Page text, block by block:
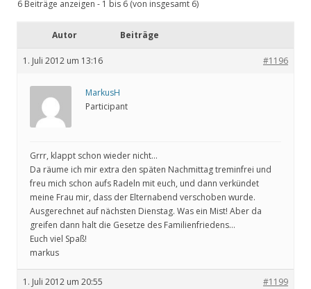
6 Beiträge anzeigen - 1 bis 6 (von insgesamt 6)
Autor Beiträge
1. Juli 2012 um 13:16 #1196
MarkusH
Participant
Grrr, klappt schon wieder nicht…
Da räume ich mir extra den späten Nachmittag treminfrei und
freu mich schon aufs Radeln mit euch, und dann verkündet
meine Frau mir, dass der Elternabend verschoben wurde.
Ausgerechnet auf nächsten Dienstag. Was ein Mist! Aber da
greifen dann halt die Gesetze des Familienfriedens…
Euch viel Spaß!
markus
1. Juli 2012 um 20:55 #1199